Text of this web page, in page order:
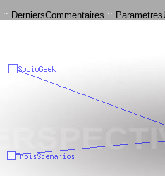
:: DerniersCommentaires ::